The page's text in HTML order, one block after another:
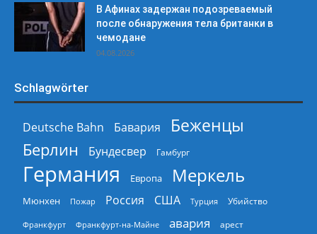
В Афинах задержан подозреваемый
после обнаружения тела британки в
чемодане
04.08.2026
Schlagwörter
Deutsche Bahn Бавария
Беженцы
Берлин
Бундесвер Гамбург
Германия Европа Меркель
Мюнхен Пожар Россия США Турция Убийство
Франкфурт Франкфурт-на-Майне авария арест